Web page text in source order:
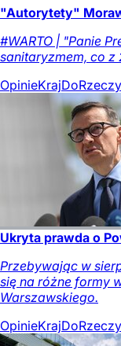
"Autorytety"
#WARTO | "Panie
sanitaryzmem, co z
OpinieKraj
Ukryta prawda o
Przebywając w
się na różne formy
Warszawskiego.
OpinieKraj